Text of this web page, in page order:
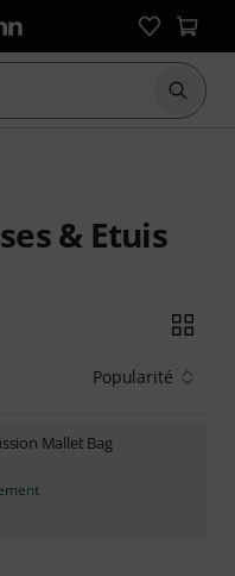
& Etuis
Popularité
Mallet Bag